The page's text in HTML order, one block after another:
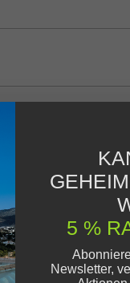
5 %
Newsletter,